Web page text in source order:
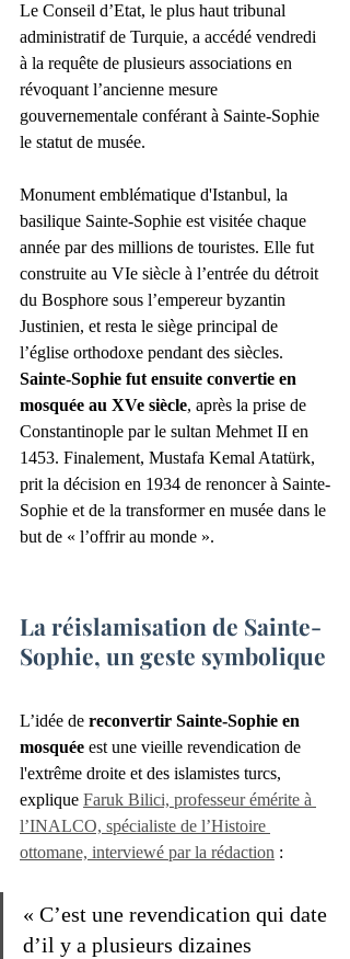
Le Conseil d’Etat, le plus haut tribunal
administratif de Turquie, a accédé vendredi
à la requête de plusieurs associations en
révoquant l’ancienne mesure
gouvernementale conférant à Sainte-Sophie
le statut de musée.
Monument emblématique d'Istanbul, la
basilique Sainte-Sophie est visitée chaque
année par des millions de touristes. Elle fut
construite au VIe siècle à l’entrée du détroit
du Bosphore sous l’empereur byzantin
Justinien, et resta le siège principal de
l’église orthodoxe pendant des siècles.
Sainte-Sophie fut ensuite convertie en
mosquée au XVe siècle, après la prise de
Constantinople par le sultan Mehmet II en
1453. Finalement, Mustafa Kemal Atatürk,
prit la décision en 1934 de renoncer à Sainte-
Sophie et de la transformer en musée dans le
but de « l’offrir au monde ».
La réislamisation de Sainte-
Sophie, un geste symbolique
L’idée de reconvertir Sainte-Sophie en
mosquée est une vieille revendication de
l'extrême droite et des islamistes turcs,
explique Faruk Bilici, professeur émérite à
l’INALCO, spécialiste de l’Histoire
ottomane, interviewé par la rédaction :
« C’est une revendication qui date
d’il y a plusieurs dizaines